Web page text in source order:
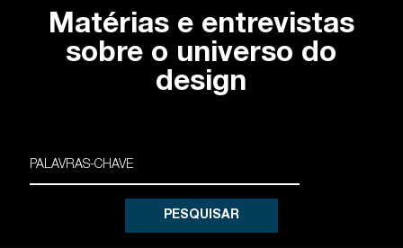
Matérias e entrevistas
sobre o universo do
design
PESQUISAR